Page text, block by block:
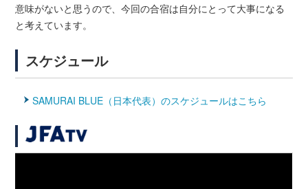
意味がないと思うので、今回の合宿は自分にとって大事になる
と考えています。
スケジュール
SAMURAI BLUE（日本代表）のスケジュールはこちら